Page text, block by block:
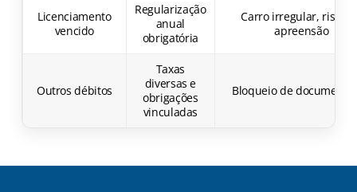
Licenciamento
vencido
Regularização
anual
obrigatória
Carro irregular, risco
apreensão
Outros débitos
Taxas
diversas e
obrigações
vinculadas
Bloqueio de